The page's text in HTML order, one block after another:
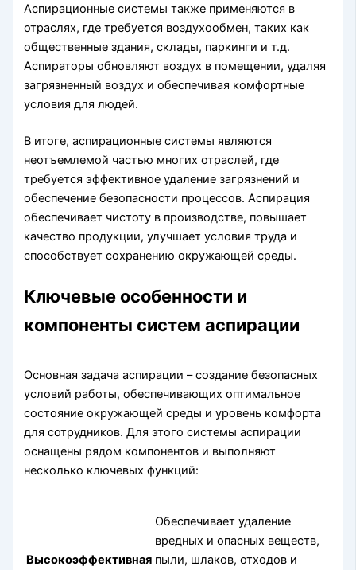
Аспирационные системы также применяются в
отраслях, где требуется воздухообмен, таких как
общественные здания, склады, паркинги и т.д.
Аспираторы обновляют воздух в помещении, удаляя
загрязненный воздух и обеспечивая комфортные
условия для людей.
В итоге, аспирационные системы являются
неотъемлемой частью многих отраслей, где
требуется эффективное удаление загрязнений и
обеспечение безопасности процессов. Аспирация
обеспечивает чистоту в производстве, повышает
качество продукции, улучшает условия труда и
способствует сохранению окружающей среды.
Ключевые особенности и
компоненты систем аспирации
Основная задача аспирации – создание безопасных
условий работы, обеспечивающих оптимальное
состояние окружающей среды и уровень комфорта
для сотрудников. Для этого системы аспирации
оснащены рядом компонентов и выполняют
несколько ключевых функций:
Высокоэффективная
Обеспечивает удаление
вредных и опасных веществ,
пыли, шлаков, отходов и